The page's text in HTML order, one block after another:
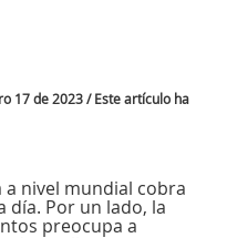
17 de 2023 / Este artículo ha
nivel mundial cobra
día. Por un lado, la
preocupa a